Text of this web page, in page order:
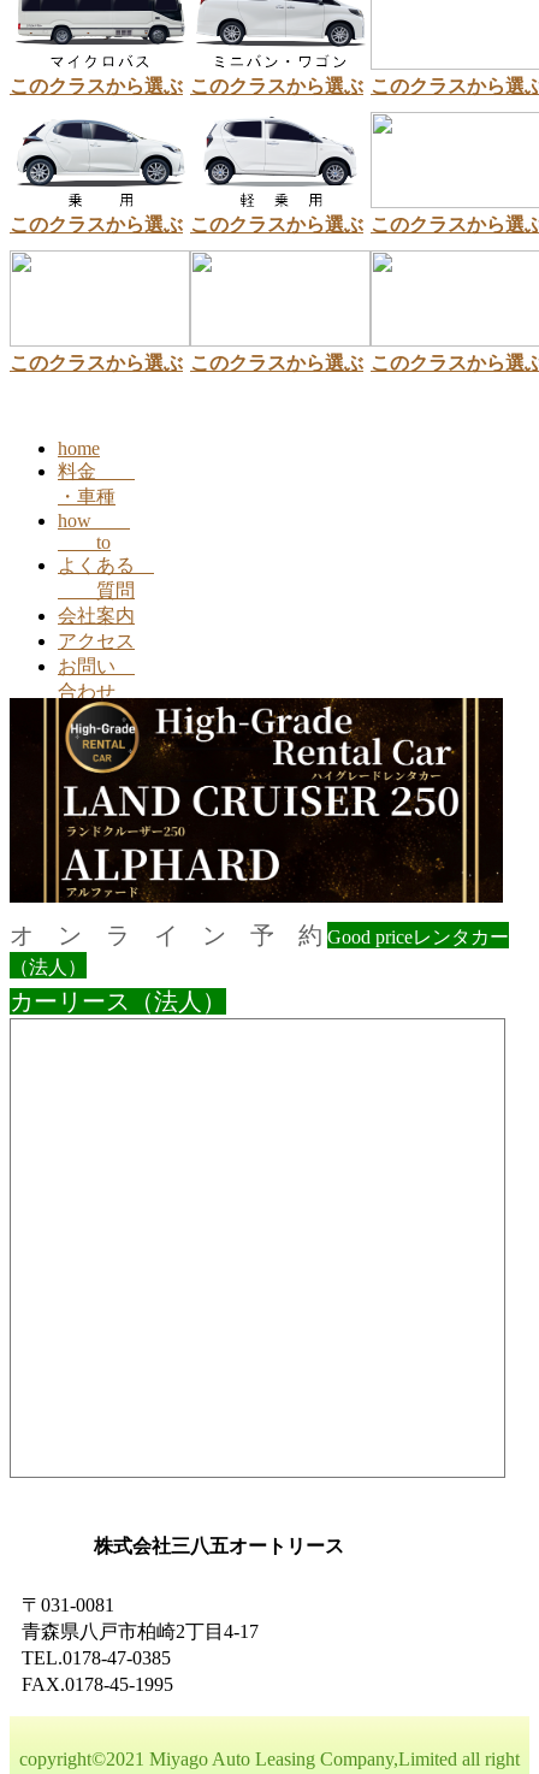
このクラスから選ぶ このクラスから選ぶ このクラスから選
このクラスから選ぶ このクラスから選ぶ このクラスから選
このクラスから選ぶ このクラスから選ぶ このクラスから選
home
料金
・車種
how
to
よくある
質問
会社案内
アクセス
お問い
合わせ
オ ン ラ イ ン 予 約 Good priceレンタカー
（法人）
カーリース（法人）
株式会社三八五オートリース
〒031-0081
青森県八戸市柏崎2丁目4-17
TEL.0178-47-0385
FAX.0178-45-1995
copyright©2021 Miyago Auto Leasing Company,Limited all right